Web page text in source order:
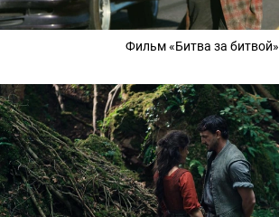
Фильм «Битва за битвой»